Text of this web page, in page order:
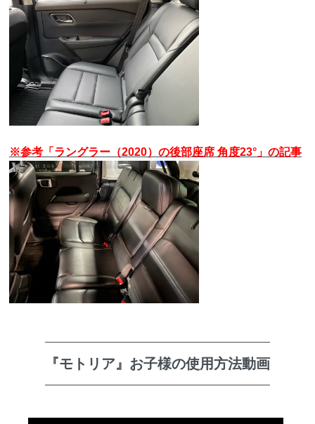
※参考「ラングラー（2020）の後部座席 角度23°」の記事
『モトリア』お子様の使用方法動画